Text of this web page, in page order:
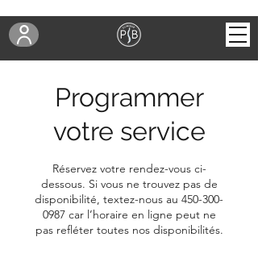
Programmer
votre service
Réservez votre rendez-vous ci-
dessous. Si vous ne trouvez pas de
disponibilité, textez-nous au 450-300-
0987 car l’horaire en ligne peut ne
pas refléter toutes nos disponibilités.